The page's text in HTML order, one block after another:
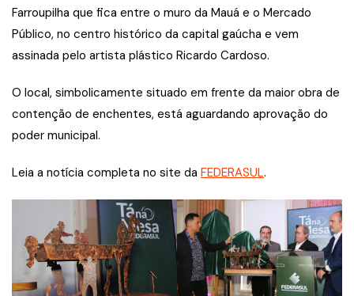
Farroupilha que fica entre o muro da Mauá e o Mercado
Público, no centro histórico da capital gaúcha e vem
assinada pelo artista plástico Ricardo Cardoso.
O local, simbolicamente situado em frente da maior obra de
contenção de enchentes, está aguardando aprovação do
poder municipal.
Leia a notícia completa no site da FEDERASUL.